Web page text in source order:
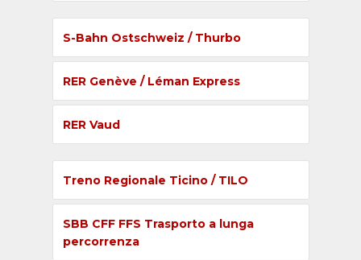
S-Bahn Ostschweiz / Thurbo
RER Genève / Léman Express
RER Vaud
Treno Regionale Ticino / TILO
SBB CFF FFS Trasporto a lunga
percorrenza